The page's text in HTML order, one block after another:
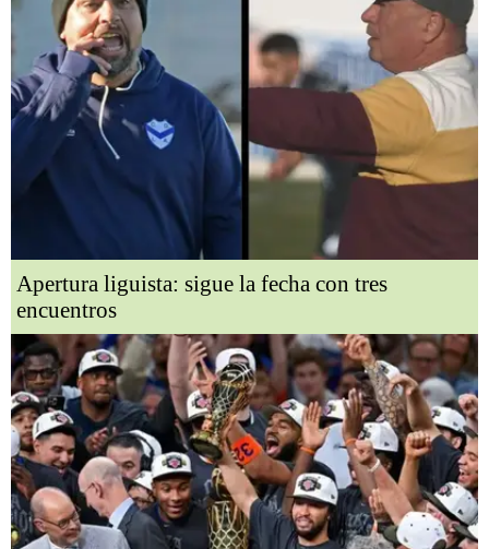
Apertura liguista: sigue la fecha con tres
encuentros